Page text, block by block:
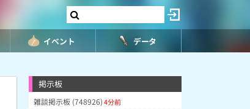
イベント データ
掲示板
雑談掲示板 (748926)4分前